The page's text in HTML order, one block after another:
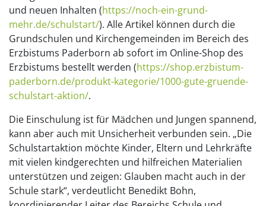
und neuen Inhalten (https://noch-ein-grund-
mehr.de/schulstart/). Alle Artikel können durch die
Grundschulen und Kirchengemeinden im Bereich des
Erzbistums Paderborn ab sofort im Online-Shop des
Erzbistums bestellt werden (https://shop.erzbistum-
paderborn.de/produkt-kategorie/1000-gute-gruende-
schulstart-aktion/.
Die Einschulung ist für Mädchen und Jungen spannend,
kann aber auch mit Unsicherheit verbunden sein. „Die
Schulstartaktion möchte Kinder, Eltern und Lehrkräfte
mit vielen kindgerechten und hilfreichen Materialien
unterstützen und zeigen: Glauben macht auch in der
Schule stark“, verdeutlicht Benedikt Bohn,